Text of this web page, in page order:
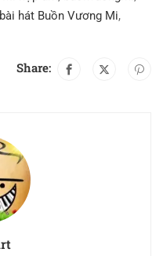
hát Buồn Vương Mi,
Share: